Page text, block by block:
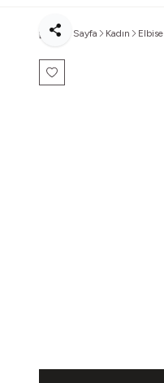
Ana Sayfa Kadın Elbise
Favoriye Ekle
Paylaş